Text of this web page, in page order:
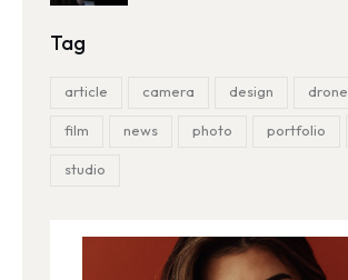
Tag
article camera design drone
film news photo portfolio
studio